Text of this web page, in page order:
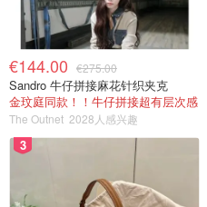
€144.00 €275.00
Sandro 牛仔拼接麻花针织夹克
金玟庭同款！！牛仔拼接超有层次感
The Outnet 2028人感兴趣
3